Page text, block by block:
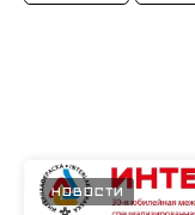
НОВОСТИ